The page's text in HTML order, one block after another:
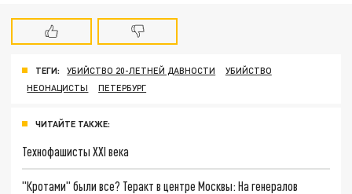
ТЕГИ: УБИЙСТВО 20-ЛЕТНЕЙ ДАВНОСТИ
УБИЙСТВО
НЕОНАЦИСТЫ
ПЕТЕРБУРГ
ЧИТАЙТЕ ТАКЖЕ:
Технофашисты XXI века
"Кротами" были все? Теракт в центре Москвы: На генералов